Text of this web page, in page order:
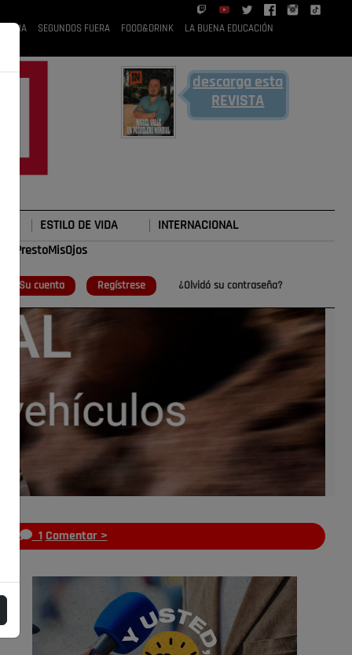
RUBIA SEGUNDOS FUERA FOOD&DRINK
LA BUENA EDUCACIÓN
descarga esta
REVISTA
ESTILO DE VIDA INTERNACIONAL
#TePrestoMisOjos
Su cuenta Regístrese ¿Olvidó su contraseña?
1 Comentar >